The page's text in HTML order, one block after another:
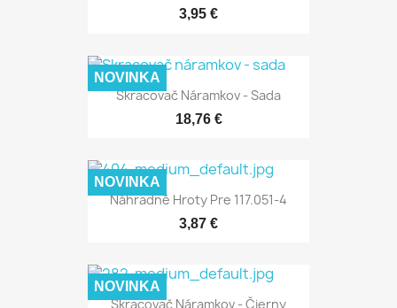
3,95 €
Skracovač Náramkov - Sada
18,76 €
NOVINKA
Náhradné Hroty Pre 117.051-4
3,87 €
NOVINKA
Skracovač Náramkov - Čierny
NOVINKA